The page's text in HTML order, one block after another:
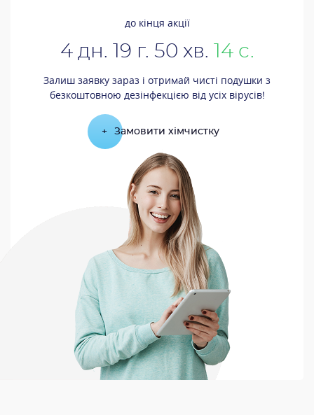
до кінця акції
4 дн. 19 г. 50 хв. 13с.
Залиш заявку зараз і отримай чисті подушки з
безкоштовною дезінфекцією від усіх вірусів!
+ Замовити хімчистку